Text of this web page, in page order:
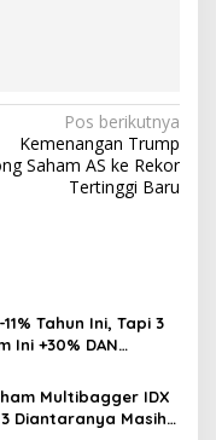
Pos berikutnya
Kemenangan Trump
Saham AS ke Rekor
Tertinggi Baru
11% Tahun Ini, Tapi 3
Ini +30% DAN
Multibagger IDX
3 Diantaranya Masih